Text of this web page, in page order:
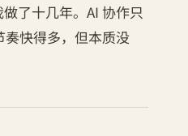
了十几年。AI 协作只
奏快得多，但本质没